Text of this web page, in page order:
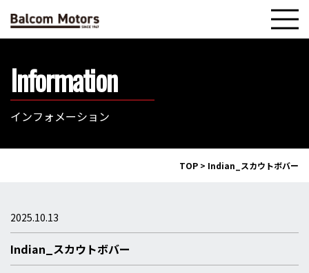
Information
インフォメーション
TOP > Indian_スカウトボバー
2025.10.13
Indian_スカウトボバー